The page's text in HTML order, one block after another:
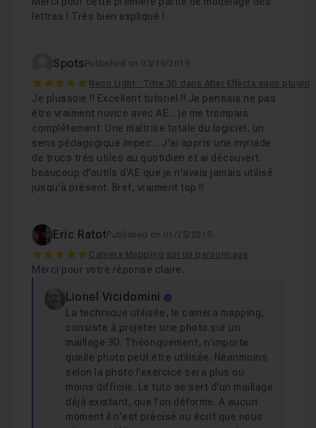
lettres ! Très bien expliqué !
Spots Published on 03/19/2015
5 Neon Light : Titre 3D dans After Effects sans plugin
Je plussoie !! Excellent tutoriel !! Je pensais ne pas
être vraiment novice avec AE... je me trompais
complètement. Une maîtrise totale du logiciel, un
sens pédagogique impec... J'ai appris une myriade
de trucs très utiles au quotidien et ai découvert
beaucoup d'outils d'AE que je n'avais jamais utilisé
jusqu'à présent. Bref, vraiment top !!
Eric Ratot Published on 01/25/2015
5 Camera Mapping sur un personnage
Merci pour votre réponse claire.
Lionel Vicidomini
La technique utilisée, le camera mapping,
consiste à projeter une photo sur un
maillage 3D. Théoriquement, n'importe
quelle photo peut être utilisée. Néanmoins
selon la photo l'exercice sera plus ou
moins difficile. Le tuto se sert d'un maillage
déjà existant, que l'on déforme. A aucun
moment il n'est précisé ou écrit que nous